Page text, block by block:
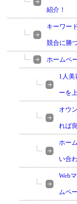
紹介！
キーワー
競合に勝
ホームペ
1人美
ーを
オウ
れば
ホー
い合
Web
ムペ